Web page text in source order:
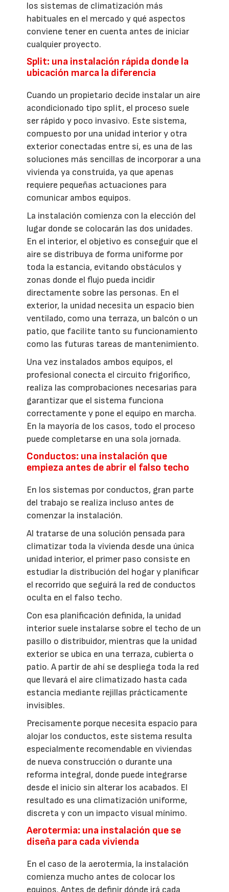
los sistemas de climatización más
habituales en el mercado y qué aspectos
conviene tener en cuenta antes de iniciar
cualquier proyecto.
Split: una instalación rápida donde la
ubicación marca la diferencia
Cuando un propietario decide instalar un aire
acondicionado tipo split, el proceso suele
ser rápido y poco invasivo. Este sistema,
compuesto por una unidad interior y otra
exterior conectadas entre sí, es una de las
soluciones más sencillas de incorporar a una
vivienda ya construida, ya que apenas
requiere pequeñas actuaciones para
comunicar ambos equipos.
La instalación comienza con la elección del
lugar donde se colocarán las dos unidades.
En el interior, el objetivo es conseguir que el
aire se distribuya de forma uniforme por
toda la estancia, evitando obstáculos y
zonas donde el flujo pueda incidir
directamente sobre las personas. En el
exterior, la unidad necesita un espacio bien
ventilado, como una terraza, un balcón o un
patio, que facilite tanto su funcionamiento
como las futuras tareas de mantenimiento.
Una vez instalados ambos equipos, el
profesional conecta el circuito frigorífico,
realiza las comprobaciones necesarias para
garantizar que el sistema funciona
correctamente y pone el equipo en marcha.
En la mayoría de los casos, todo el proceso
puede completarse en una sola jornada.
Conductos: una instalación que
empieza antes de abrir el falso techo
En los sistemas por conductos, gran parte
del trabajo se realiza incluso antes de
comenzar la instalación.
Al tratarse de una solución pensada para
climatizar toda la vivienda desde una única
unidad interior, el primer paso consiste en
estudiar la distribución del hogar y planificar
el recorrido que seguirá la red de conductos
oculta en el falso techo.
Con esa planificación definida, la unidad
interior suele instalarse sobre el techo de un
pasillo o distribuidor, mientras que la unidad
exterior se ubica en una terraza, cubierta o
patio. A partir de ahí se despliega toda la red
que llevará el aire climatizado hasta cada
estancia mediante rejillas prácticamente
invisibles.
Precisamente porque necesita espacio para
alojar los conductos, este sistema resulta
especialmente recomendable en viviendas
de nueva construcción o durante una
reforma integral, donde puede integrarse
desde el inicio sin alterar los acabados. El
resultado es una climatización uniforme,
discreta y con un impacto visual mínimo.
Aerotermia: una instalación que se
diseña para cada vivienda
En el caso de la aerotermia, la instalación
comienza mucho antes de colocar los